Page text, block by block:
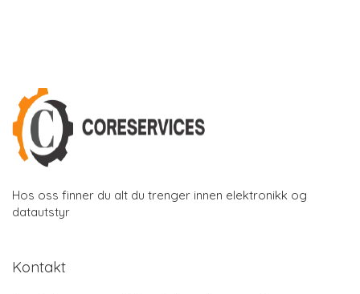
Hos oss finner du alt du trenger innen elektronikk og
datautstyr
Kontakt